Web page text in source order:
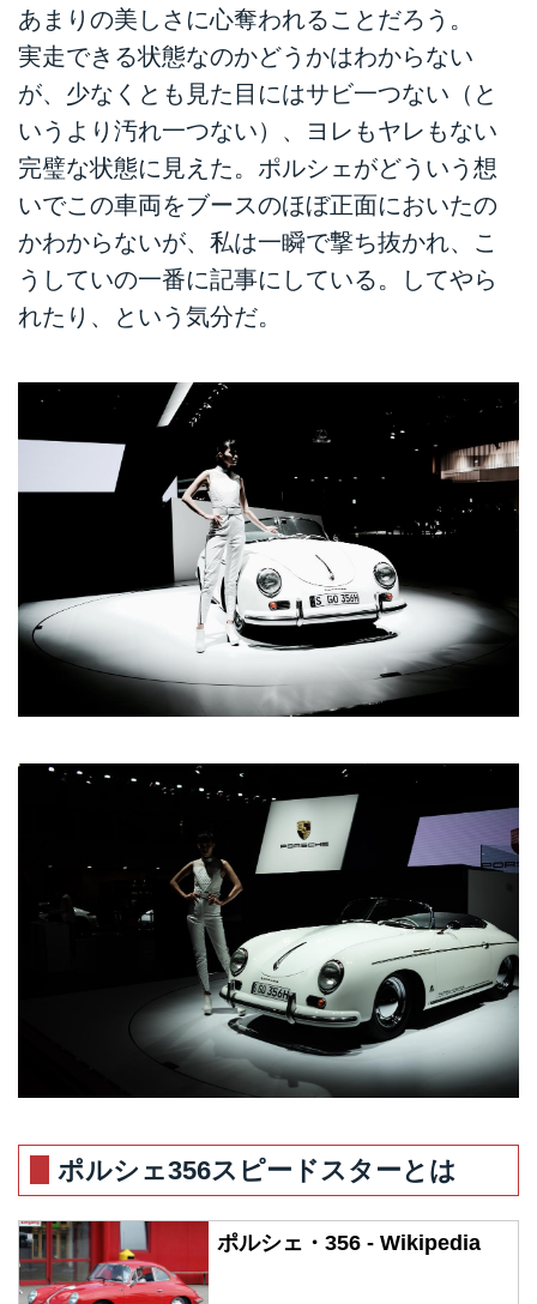
様々な関係の有り様をコラムにし
り置きをお願いします。
さて、今回私が紹介するのは、
INETERMECCANICAというカナ
ダ企業だ。
最初のポルシェブランド、1950-
60年代の名車 ポルシェ356 を完
璧に再現し、現代の安全基準をパ
スできる信頼性を与えたレプリカ
マシンを作り続けている、面白い
企業である。
のレ...
あまりの美しさに心奪われることだろう。
実走できる状態なのかどうかはわからない
が、少なくとも見た目にはサビ一つない（と
いうより汚れ一つない）、ヨレもヤレもない
完璧な状態に見えた。ポルシェがどういう想
いでこの車両をブースのほぼ正面においたの
かわからないが、私は一瞬で撃ち抜かれ、こ
うしていの一番に記事にしている。してやら
れたり、という気分だ。
ポルシェ356スピードスターとは
ポルシェ・356 - Wikipedia